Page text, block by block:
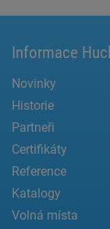
Informace
Novinky
Historie
Partneři
Certifikáty
Reference
Katalogy
Volná místa